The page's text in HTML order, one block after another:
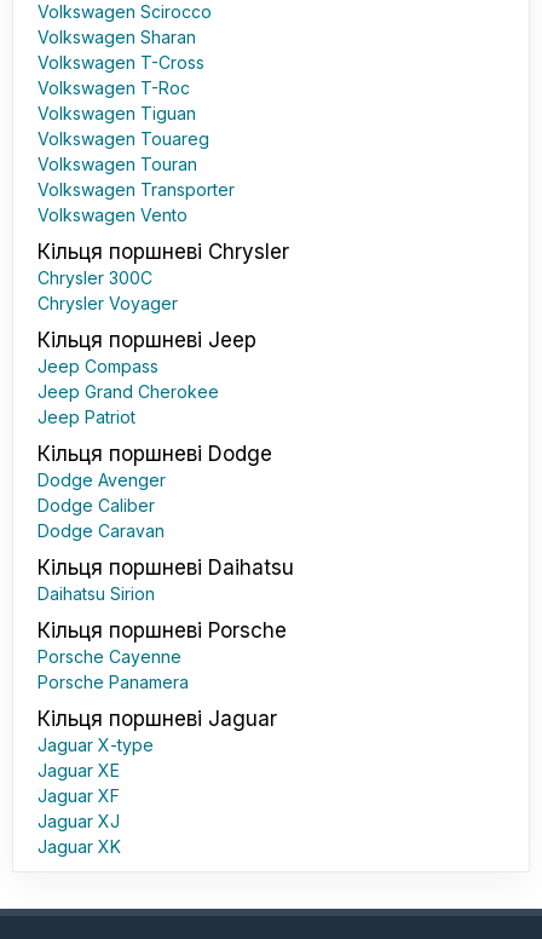
Volkswagen Scirocco
Volkswagen Sharan
Volkswagen T-Cross
Volkswagen T-Roc
Volkswagen Tiguan
Volkswagen Touareg
Volkswagen Touran
Volkswagen Transporter
Volkswagen Vento
Кільця поршневі Chrysler
Chrysler 300C
Chrysler Voyager
Кільця поршневі Jeep
Jeep Compass
Jeep Grand Cherokee
Jeep Patriot
Кільця поршневі Dodge
Dodge Avenger
Dodge Caliber
Dodge Caravan
Кільця поршневі Daihatsu
Daihatsu Sirion
Кільця поршневі Porsche
Porsche Cayenne
Porsche Panamera
Кільця поршневі Jaguar
Jaguar X-type
Jaguar XE
Jaguar XF
Jaguar XJ
Jaguar XK